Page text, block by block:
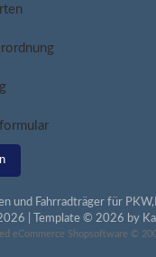
und Fahrradträger für
| Template © 2026 by
eCommerce Shopsoftware ©